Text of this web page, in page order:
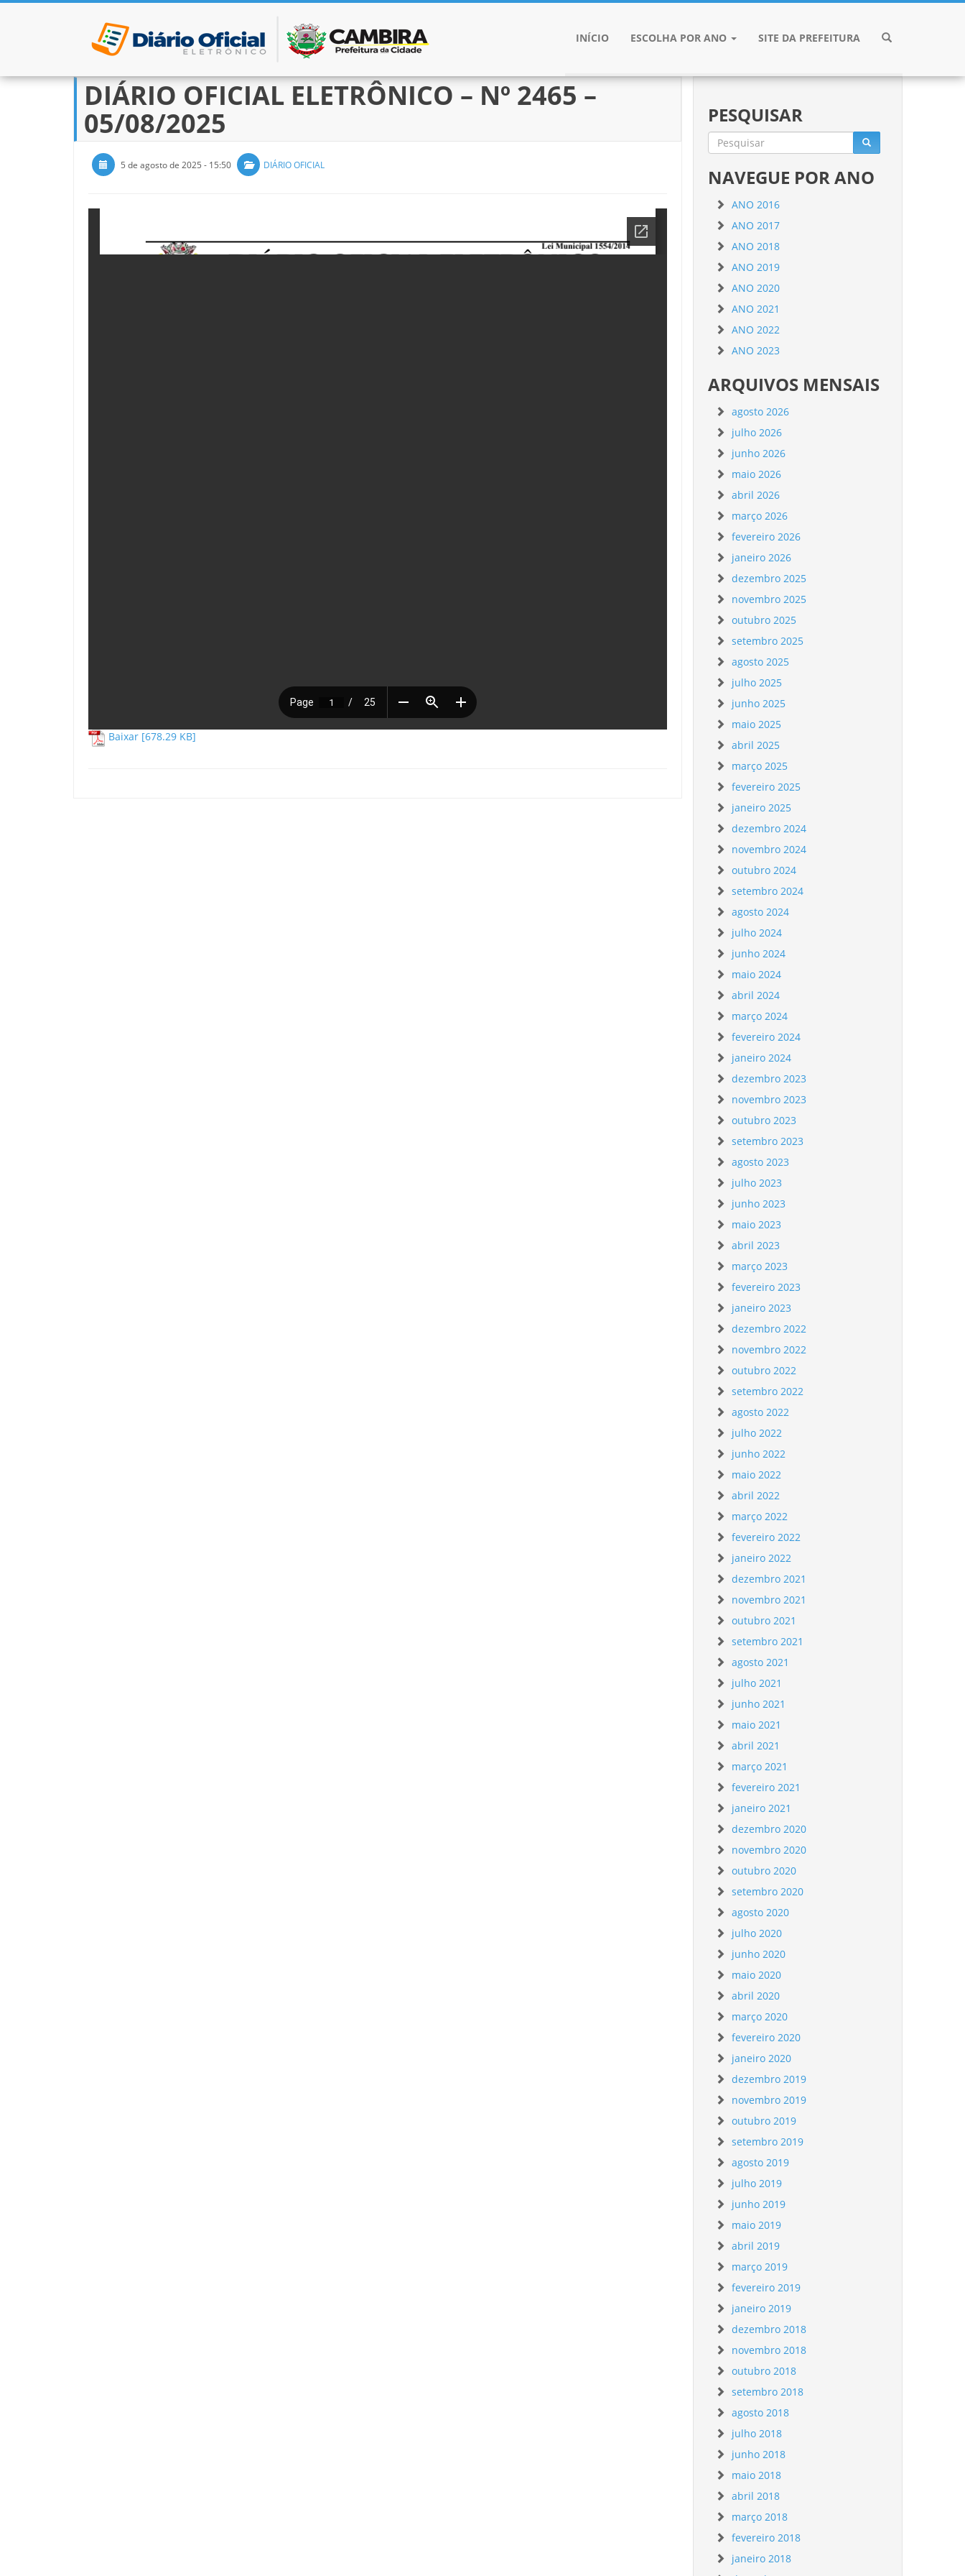
INÍCIO ESCOLHA POR ANO SITE DA PREFEITURA
Pular para o conteúdoDIÁRIO OFICIAL ELETRÔNICO – Nº 2465 –
05/08/2025
5 de agosto de 2025 - 15:50 DIÁRIO OFICIAL
Baixar [678.29 KB]
PESQUISAR
NAVEGUE POR ANO
ANO 2016
ANO 2017
ANO 2018
ANO 2019
ANO 2020
ANO 2021
ANO 2022
ANO 2023
ARQUIVOS MENSAIS
agosto 2026
julho 2026
junho 2026
maio 2026
abril 2026
março 2026
fevereiro 2026
janeiro 2026
dezembro 2025
novembro 2025
outubro 2025
setembro 2025
agosto 2025
julho 2025
junho 2025
maio 2025
abril 2025
março 2025
fevereiro 2025
janeiro 2025
dezembro 2024
novembro 2024
outubro 2024
setembro 2024
agosto 2024
julho 2024
junho 2024
maio 2024
abril 2024
março 2024
fevereiro 2024
janeiro 2024
dezembro 2023
novembro 2023
outubro 2023
setembro 2023
agosto 2023
julho 2023
junho 2023
maio 2023
abril 2023
março 2023
fevereiro 2023
janeiro 2023
dezembro 2022
novembro 2022
outubro 2022
setembro 2022
agosto 2022
julho 2022
junho 2022
maio 2022
abril 2022
março 2022
fevereiro 2022
janeiro 2022
dezembro 2021
novembro 2021
outubro 2021
setembro 2021
agosto 2021
julho 2021
junho 2021
maio 2021
abril 2021
março 2021
fevereiro 2021
janeiro 2021
dezembro 2020
novembro 2020
outubro 2020
setembro 2020
agosto 2020
julho 2020
junho 2020
maio 2020
abril 2020
março 2020
fevereiro 2020
janeiro 2020
dezembro 2019
novembro 2019
outubro 2019
setembro 2019
agosto 2019
julho 2019
junho 2019
maio 2019
abril 2019
março 2019
fevereiro 2019
janeiro 2019
dezembro 2018
novembro 2018
outubro 2018
setembro 2018
agosto 2018
julho 2018
junho 2018
maio 2018
abril 2018
março 2018
fevereiro 2018
janeiro 2018